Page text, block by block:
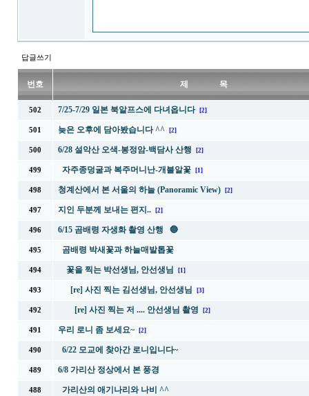
답글쓰기
번호 제 목
502 7/25-7/29 일본 북알프스에 다녀옵니다 [2]
501 늦은 오후에 담아봤습니다 ^^ [2]
500 6/28 설악산 오색-봉정암-백담사 산행 [2]
499 자주종덩굴과 복주머니난-개불알꽃 [1]
498 청계산에서 본 서울의 하늘 (Panoramic View) [2]
497 지인 두분께 보내는 편지.. [2]
496 6/15 곰배령 자생화 촬영 산행 🔵
495 곰배령 박새꽃과 하늘매발톱꽃
494 꽃을 찍는 박선생님, 안선생님 [1]
493 [re] 사진 찍는 김선생님, 안선생님 [3]
492 [re] 사진 찍는 저 .... 안선생님 촬영 [2]
491 우리 로니 좀 보세요~ [2]
490 6/22 모교에 찾아간 로니입니다~
489 6/8 가리산 정상에서 본 풍경
488 가리산의 애기나리와 나비 ^^